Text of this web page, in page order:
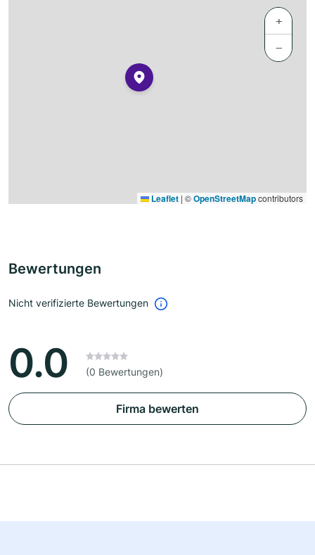
+
−
Leaflet | ©OpenStreetMapcontributors
Bewertungen
Nicht verifizierte Bewertungen
0.0 (0 Bewertungen)
Firma bewerten